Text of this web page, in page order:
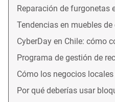
Reparación de furgonetas
Tendencias en muebles
CyberDay en Chile: cómo
Programa de gestión de
Cómo los negocios
Por qué deberías usar